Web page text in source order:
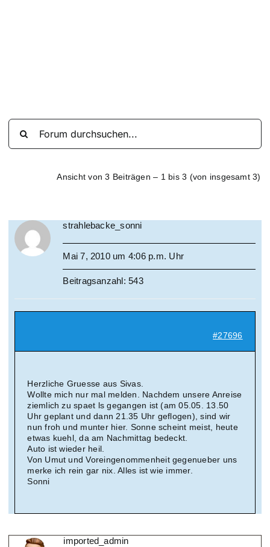
Ansicht von 3 Beiträgen – 1 bis 3 (von insgesamt 3)
strahlebacke_sonni
Mai 7, 2010 um 4:06 p.m. Uhr
Beitragsanzahl: 543
#27696
Herzliche Gruesse aus Sivas.
Wollte mich nur mal melden. Nachdem unsere Anreise
ziemlich zu spaet ls gegangen ist (am 05.05. 13.50
Uhr geplant und dann 21.35 Uhr geflogen), sind wir
nun froh und munter hier. Sonne scheint meist, heute
etwas kuehl, da am Nachmittag bedeckt.
Auto ist wieder heil.
Von Umut und Voreingenommenheit gegenueber uns
merke ich rein gar nix. Alles ist wie immer.
Sonni
imported_admin